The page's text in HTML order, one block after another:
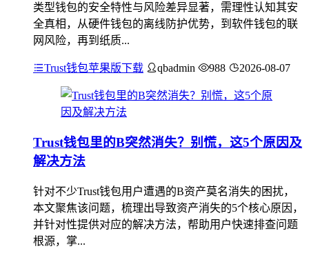
类型钱包的安全特性与风险差异显著，需理性认知其安
全真相，从硬件钱包的离线防护优势，到软件钱包的联
网风险，再到纸质...
Trust钱包苹果版下载 qbadmin 988 2026-08-07
Trust钱包里的B突然消失？别慌，这5个原因及
解决方法
针对不少Trust钱包用户遭遇的B资产莫名消失的困扰，
本文聚焦该问题，梳理出导致资产消失的5个核心原因，
并针对性提供对应的解决方法，帮助用户快速排查问题
根源，掌...